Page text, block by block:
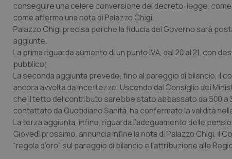
conseguire una celere conversione del decreto-legge,
come afferma una nota di Palazzo Chigi.
Palazzo Chigi precisa poi che lafiducia del Governo sarà
aggiunte.
La prima riguarda aumento di un punto IVA, dal 20 al 21, con
pubblico;
La seconda aggiunta prevede, fino al pareggio di bilancio, il
ancora avvolta da incertezze. Uscendo dal Consiglio dei
che il tetto del contributo sarebbe stato abbassato da 500 a
contattato da Quotidiano Sanità, ha confermato la validità
La terza aggiunta, infine, riguarda l'adeguamento delle
Giovedì prossimo, annuncia infine la nota di Palazzo Chigi, il
“regola d’oro” sul pareggio di bilancio e l’attribuzione alle